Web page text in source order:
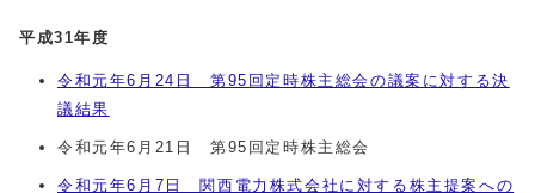
平成31年度
令和元年6月24日 第95回定時株主総会の議案に対する決
議結果
令和元年6月21日 第95回定時株主総会
令和元年6月7日 関西電力株式会社に対する株主提案への